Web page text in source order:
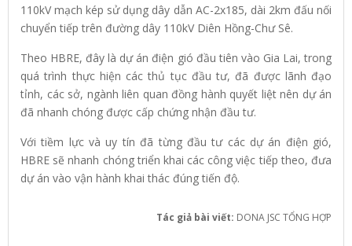
110kV mạch kép sử dụng dây dẫn AC-2x185, dài 2km đấu nối
chuyển tiếp trên đường dây 110kV Diên Hồng-Chư Sê.
Theo HBRE, đây là dự án điện gió đầu tiên vào Gia Lai, trong
quá trình thực hiện các thủ tục đầu tư, đã được lãnh đạo
tỉnh, các sở, ngành liên quan đồng hành quyết liệt nên dự án
đã nhanh chóng được cấp chứng nhận đầu tư.
Với tiềm lực và uy tín đã từng đầu tư các dự án điện gió,
HBRE sẽ nhanh chóng triển khai các công việc tiếp theo, đưa
dự án vào vận hành khai thác đúng tiến độ.
Tác giả bài viết: DONA JSC TỔNG HỢP